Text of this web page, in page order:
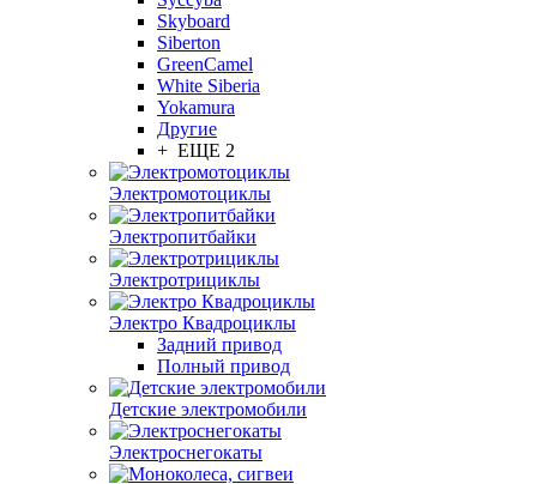
Skyboard
Siberton
GreenCamel
White Siberia
Yokamura
Другие
+ ЕЩЕ 2
Электромотоциклы
Электропитбайки
Электротрициклы
Электро Квадроциклы
Задний привод
Полный привод
Детские электромобили
Электроснегокаты